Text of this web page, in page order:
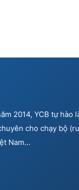
2014, YCB tự hào
cho chạy bộ
Nam…